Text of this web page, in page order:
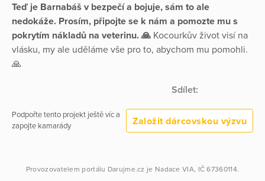
Teď je Barnabáš v bezpečí a bojuje, sám to ale
nedokáže. Prosím, připojte se k nám a pomozte mu s
pokrytím nákladů na veterinu. 🙏 Kocourkův život visí na
vlásku, my ale uděláme vše pro to, abychom mu pomohli.
🙏
Sdílet:
Podpořte tento projekt ještě víc a
zapojte kamarády
Založit dárcovskou výzvu
Provozovatelem portálu Darujme.cz je Nadace VIA, IČ 67360114.